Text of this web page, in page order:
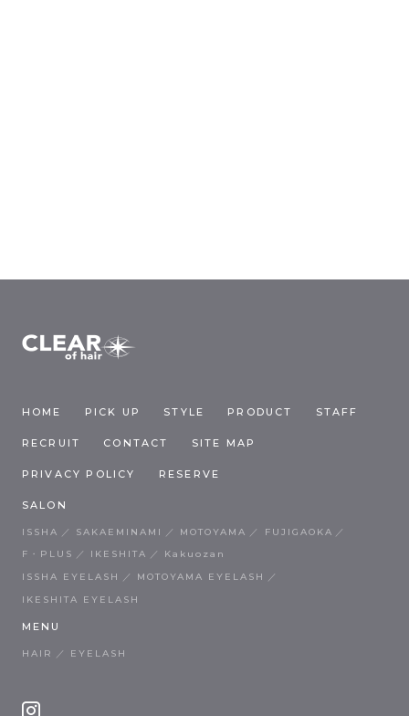
HOME PICK UP STYLE PRODUCT STAFF
RECRUIT CONTACT SITE MAP
PRIVACY POLICY RESERVE
SALON
ISSHA SAKAEMINAMI MOTOYAMA
FUJIGAOKA
F・PLUS
IKESHITA
Kakuozan
ISSHA EYELASH
MOTOYAMA EYELASH
IKESHITA EYELASH
MENU
HAIR EYELASH